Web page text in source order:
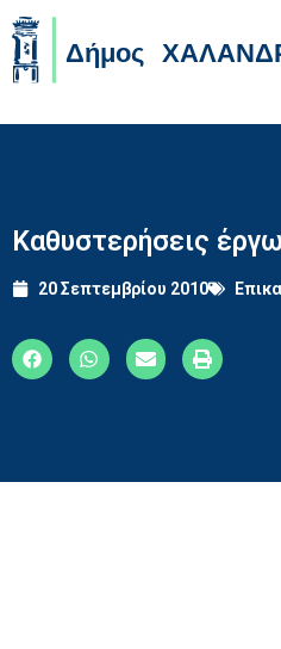
Καθυστερήσεις
20 Σεπτεμβρίου 2010